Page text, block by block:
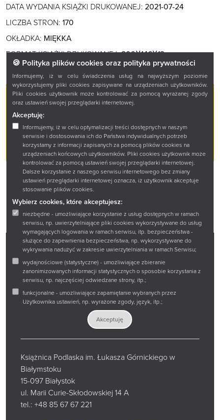
🍪 Polityka plików cookies oraz polityka prywatności
Informujemy, iż w celu świadczenia usług na najwyższym poziomie
wykorzystujemy pliki cookies zapisywane na urządzeniach użytkowników.
Pliki cookies użytkownik może kontrolować za pomocą wyrażanej zgody
oraz ustawień swojej przeglądarki internetowej.
Akceptuję:
Informujemy, iż w celu optymalizacji treści dostępnych w naszym
serwisie i dostosowania ich do Państwa indywidualnych potrzeb
korzystamy z informacji zapisanych za pomocą plików cookies na
urządzeniach końcowych użytkowników. Pliki cookies użytkownik może
kontrolować za pomocą ustawień swojej przeglądarki internetowej.
Dalsze korzystanie z naszego serwisu internetowego bez zmiany
ustawień przeglądarki internetowej oznacza, iż użytkownik akceptuje
stosowanie plików cookies.
Wybierz cookies, które akceptujesz:
niezbędne - umożliwiające korzystanie z usług dostępnych w ramach
serwisu, np. uwierzytelniające pliki cookies wykorzystywane do usług
wymagających logowania w ramach serwisu, itp. bezpieczeństwa -
służące do zapewnienia bezpieczeństwa, np. wykorzystywane do
wykrywania nadużyć w zakresie uwierzytelniania w ramach Serwisu;
wydajnościowe (statystyczne) - umożliwiające zbieranie
zanonimizowanych informacji statystycznych o sposobie korzystania z
serwisu, np. najczęściej odwiedzane strony, itp.;
funkcjonalne - umożliwiające zapamiętanie wybranych przez
Użytkownika ustawień, np. wyrażone zgody, język, itp.;
Akceptuję
DATA WYDANIA KSIĄŻKI DRUKOWANEJ: 2021-07-24
LICZBA STRON: 170
OKŁADKA: MIĘKKA
FORMAT KSIĄŻKI DRUKOWANEJ:200X146X13
DRUK 18,00 zł
DODAJ DO KOSZYKA
Facebook Instagram
Zadaj pytanie
Wirtualny spacer
Książnica Podlaska im. Łukasza Górnickiego w
Białymstoku
15-097 Białystok
ul. Marii Curie-Skłodowskiej 14 A
tel.: +48 85 67 67 221